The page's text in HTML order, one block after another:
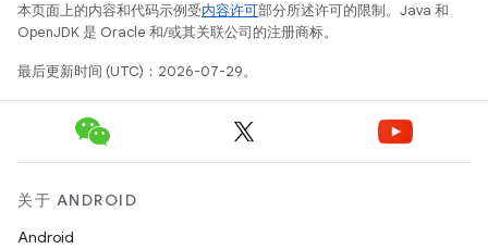
本页面上的内容和代码示例受内容许可部分所述许可的限制。Java 和
OpenJDK 是 Oracle 和/或其关联公司的注册商标。
最后更新时间 (UTC)：2026-07-29。
关于 ANDROID
Android